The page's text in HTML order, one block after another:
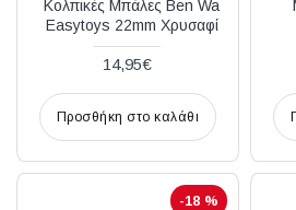
Κολπικές Μπάλες Ben Wa
Easytoys 22mm Χρυσαφί
14,95€
Προσθήκη στο καλάθι
-18 %